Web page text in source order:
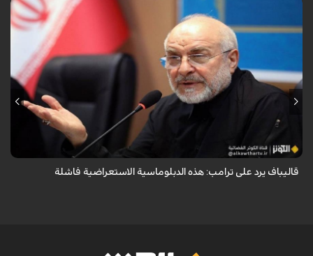
أكد رئيس مجلس الشورى الإسلامي الإيراني أن التصريحات الاستعراضية
والتهديدات المتكررة لم تعد تُجدي نفعاً، واصفاً إياها بالدبلوماسية الفاشلة.
قاليباف يرد على ترامب: هذه الدبلوماسية الاستعراضية فاشلة